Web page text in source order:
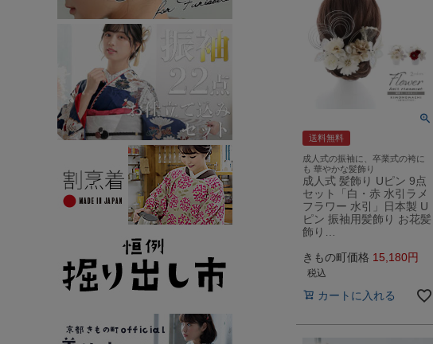
送料無料
成人式の振袖に、卒業式の袴に
も 華やかな髪飾り
成人式 髪飾り Uピン 9点
セット「白・赤 水引ラメ
フラワー 水引」日本製 U
ピン 振袖用髪飾り お花髪
飾り…
きもの町価格 15,180
税込
カートに入れる